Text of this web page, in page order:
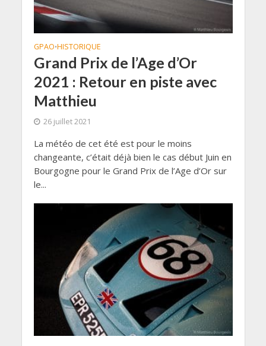
GPAO•HISTORIQUE
Grand Prix de l’Age d’Or
2021 : Retour en piste avec
Matthieu
26 juillet 2021
La météo de cet été est pour le moins
changeante, c’était déjà bien le cas début Juin en
Bourgogne pour le Grand Prix de l’Age d’Or sur
le...